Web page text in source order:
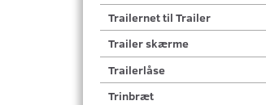
Trailernet til Trailer
Trailer skærme
Trailerlåse
Trinbræt